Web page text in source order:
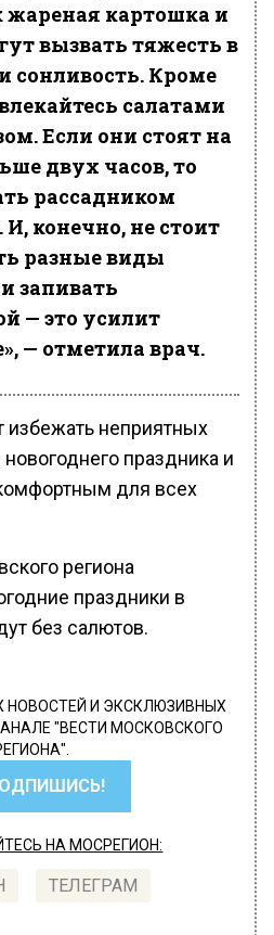
жареная картошка и
вызвать тяжесть в
сонливость. Кроме
салатами
Если они стоят на
двух часов, то
рассадником
И, конечно, не стоит
разные виды
запивать
— это усилит
— отметила врач.
избежать неприятных
праздника и
для всех
региона
праздники в
без салютов.
И ЭКСКЛЮЗИВНЫХ
"ВЕСТИ МОСКОВСКОГО
НА МОСРЕГИОН:
ТЕЛЕГРАМ